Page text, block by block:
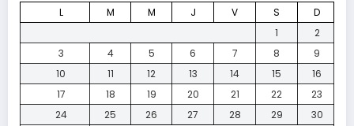
L
M M J V S
D
1
2
3
4 5 6 7 8
9
10
11 12 13 14 15
16
17
18 19 20 21 22
23
24
25 26 27 28 29
30